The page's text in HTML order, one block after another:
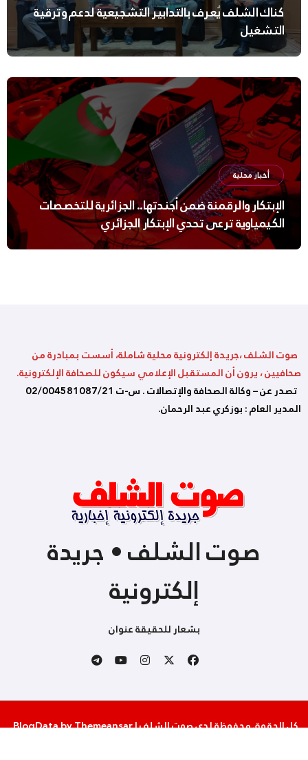
كناك الشلف يُعرف بالتدابير التشجيعية لدعم وترقية
التشغيل
أخبار محلية
الإبتكار والرقمنة ضمن أجندتها.. الجزائرية للتخصصات
الكيمياوية ترعى تحدي الإبتكار الجزائري
صوت الشلف ،جريدة إلكترونية محلية شاملة، أسست بمبادرة من
صحافيين ، يرون أن المستقبل الإعلامي سيكون للصحافة الإلكترونية.
تصدر عن – وكالة الصحافة والإتصالات . س-ت 02/004581087/21
المدير العام : بوزكري عبد الرحمان.
صوت الشلف • جريدة
إلكترونية
بشعار للحقيقة عنوان
كل الحقوق محفوظة لدى صوت الشلف|
BlogDatabyThemeansar
.